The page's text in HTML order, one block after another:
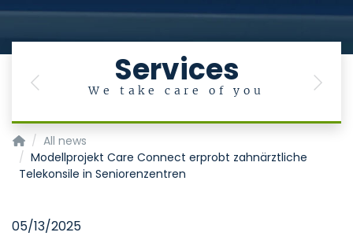
Services
We take care of you
Previous Next
Klinik für Zahnerhaltung, Parodontologie und Präventive
All news
Modellprojekt Care Connect erprobt zahnärztliche
Telekonsile in Seniorenzentren
05/13/2025